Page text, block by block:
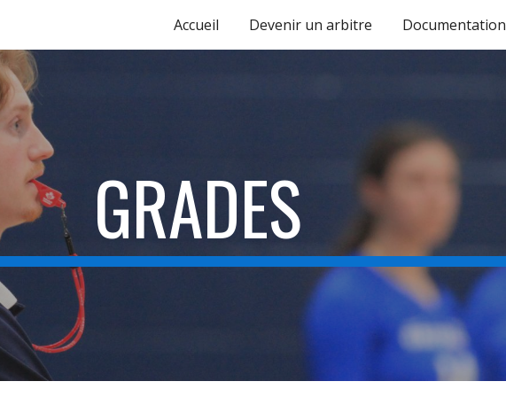
Skip to navigation
Accueil Devenir un arbitre Documentation
GRADES